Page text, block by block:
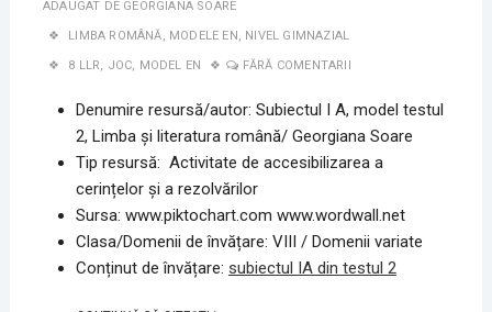
ADAUGAT DE GEORGIANA SOARE
LIMBA ROMÂNĂ, MODELE EN , NIVEL GIMNAZIAL
8 LLR, JOC, MODEL EN FĂRĂ COMENTARII
Denumire resursă/autor: Subiectul I A, model testul
2, Limba și literatura română/ Georgiana Soare
Tip resursă: Activitate de accesibilizarea a
cerințelor și a rezolvărilor
Sursa: www.piktochart.com www.wordwall.net
Clasa/Domenii de învățare: VIII / Domenii variate
Conținut de învățare: subiectul IA din testul 2